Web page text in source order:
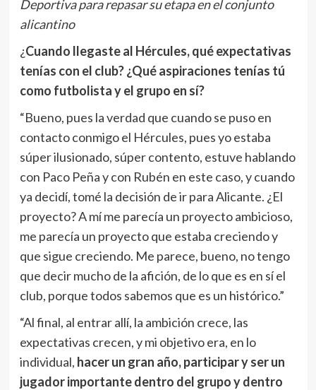
Deportiva para repasar su etapa en el conjunto
alicantino
¿Cuando llegaste al Hércules, qué expectativas
tenías con el club? ¿Qué aspiraciones tenías tú
como futbolista y el grupo en sí?
“Bueno, pues la verdad que cuando se puso en
contacto conmigo el Hércules, pues yo estaba
súper ilusionado, súper contento, estuve hablando
con Paco Peña y con Rubén en este caso, y cuando
ya decidí, tomé la decisión de ir para Alicante. ¿El
proyecto? A mí me parecía un proyecto ambicioso,
me parecía un proyecto que estaba creciendo y
que sigue creciendo. Me parece, bueno, no tengo
que decir mucho de la afición, de lo que es en sí el
club, porque todos sabemos que es un histórico.”
“Al final, al entrar allí, la ambición crece, las
expectativas crecen, y mi objetivo era, en lo
individual, hacer un gran año, participar y ser un
jugador importante dentro del grupo y dentro